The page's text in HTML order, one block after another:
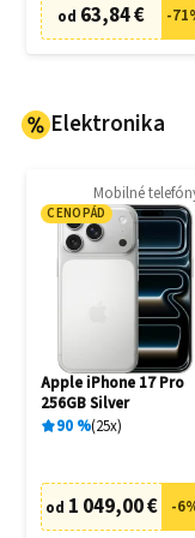
od 63,84 € -71
Elektronika
Mobilné
CENOPÁD
Apple iPhone 17 Pro
256GB Silver
90% 25x
od 1 049,00 € -6